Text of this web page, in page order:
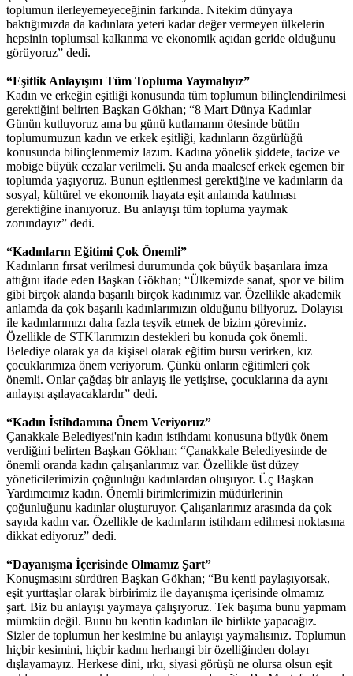
toplumun ilerleyemeyeceğinin farkında. Nitekim dünyaya
baktığımızda da kadınlara yeteri kadar değer vermeyen ülkelerin
hepsinin toplumsal kalkınma ve ekonomik açıdan geride olduğunu
görüyoruz” dedi.
“Eşitlik Anlayışını Tüm Topluma Yaymalıyız”
Kadın ve erkeğin eşitliği konusunda tüm toplumun bilinçlendirilmesi
gerektiğini belirten Başkan Gökhan; “8 Mart Dünya Kadınlar
Günün kutluyoruz ama bu günü kutlamanın ötesinde bütün
toplumumuzun kadın ve erkek eşitliği, kadınların özgürlüğü
konusunda bilinçlenmemiz lazım. Kadına yönelik şiddete, tacize ve
mobige büyük cezalar verilmeli. Şu anda maalesef erkek egemen bir
toplumda yaşıyoruz. Bunun eşitlenmesi gerektiğine ve kadınların da
sosyal, kültürel ve ekonomik hayata eşit anlamda katılması
gerektiğine inanıyoruz. Bu anlayışı tüm topluma yaymak
zorundayız” dedi.
“Kadınların Eğitimi Çok Önemli”
Kadınların fırsat verilmesi durumunda çok büyük başarılara imza
attığını ifade eden Başkan Gökhan; “Ülkemizde sanat, spor ve bilim
gibi birçok alanda başarılı birçok kadınımız var. Özellikle akademik
anlamda da çok başarılı kadınlarımızın olduğunu biliyoruz. Dolayısı
ile kadınlarımızı daha fazla teşvik etmek de bizim görevimiz.
Özellikle de STK'larımızın destekleri bu konuda çok önemli.
Belediye olarak ya da kişisel olarak eğitim bursu verirken, kız
çocuklarımıza önem veriyorum. Çünkü onların eğitimleri çok
önemli. Onlar çağdaş bir anlayış ile yetişirse, çocuklarına da aynı
anlayışı aşılayacaklardır” dedi.
“Kadın İstihdamına Önem Veriyoruz”
Çanakkale Belediyesi'nin kadın istihdamı konusuna büyük önem
verdiğini belirten Başkan Gökhan; “Çanakkale Belediyesinde de
önemli oranda kadın çalışanlarımız var. Özellikle üst düzey
yöneticilerimizin çoğunluğu kadınlardan oluşuyor. Üç Başkan
Yardımcımız kadın. Önemli birimlerimizin müdürlerinin
çoğunluğunu kadınlar oluşturuyor. Çalışanlarımız arasında da çok
sayıda kadın var. Özellikle de kadınların istihdam edilmesi noktasına
dikkat ediyoruz” dedi.
“Dayanışma İçerisinde Olmamız Şart”
Konuşmasını sürdüren Başkan Gökhan; “Bu kenti paylaşıyorsak,
eşit yurttaşlar olarak birbirimiz ile dayanışma içerisinde olmamız
şart. Biz bu anlayışı yaymaya çalışıyoruz. Tek başıma bunu yapmam
mümkün değil. Bunu bu kentin kadınları ile birlikte yapacağız.
Sizler de toplumun her kesimine bu anlayışı yaymalısınız. Toplumun
hiçbir kesimini, hiçbir kadını herhangi bir özelliğinden dolayı
dışlayamayız. Herkese dini, ırkı, siyasi görüşü ne olursa olsun eşit